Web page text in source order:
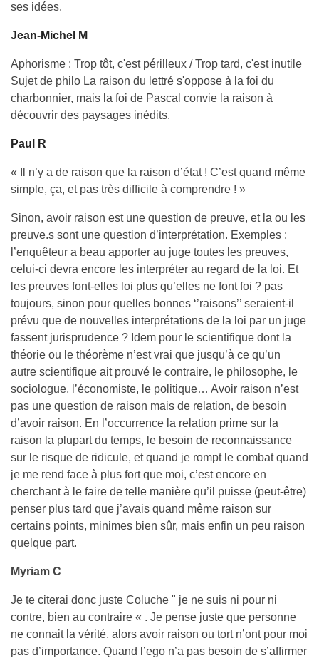
ses idées.
Jean-Michel M
Aphorisme : Trop tôt, c'est périlleux / Trop tard, c'est inutile
Sujet de philo La raison du lettré s'oppose à la foi du
charbonnier, mais la foi de Pascal convie la raison à
découvrir des paysages inédits.
Paul R
« Il n’y a de raison que la raison d’état ! C’est quand même
simple, ça, et pas très difficile à comprendre ! »
Sinon, avoir raison est une question de preuve, et la ou les
preuve.s sont une question d’interprétation. Exemples :
l’enquêteur a beau apporter au juge toutes les preuves,
celui-ci devra encore les interpréter au regard de la loi. Et
les preuves font-elles loi plus qu’elles ne font foi ? pas
toujours, sinon pour quelles bonnes ‘’raisons’’ seraient-il
prévu que de nouvelles interprétations de la loi par un juge
fassent jurisprudence ? Idem pour le scientifique dont la
théorie ou le théorème n’est vrai que jusqu’à ce qu’un
autre scientifique ait prouvé le contraire, le philosophe, le
sociologue, l’économiste, le politique… Avoir raison n’est
pas une question de raison mais de relation, de besoin
d’avoir raison. En l’occurrence la relation prime sur la
raison la plupart du temps, le besoin de reconnaissance
sur le risque de ridicule, et quand je rompt le combat quand
je me rend face à plus fort que moi, c’est encore en
cherchant à le faire de telle manière qu’il puisse (peut-être)
penser plus tard que j’avais quand même raison sur
certains points, minimes bien sûr, mais enfin un peu raison
quelque part.
Myriam C
Je te citerai donc juste Coluche " je ne suis ni pour ni
contre, bien au contraire « . Je pense juste que personne
ne connait la vérité, alors avoir raison ou tort n’ont pour moi
pas d’importance. Quand l’ego n’a pas besoin de s’affirmer